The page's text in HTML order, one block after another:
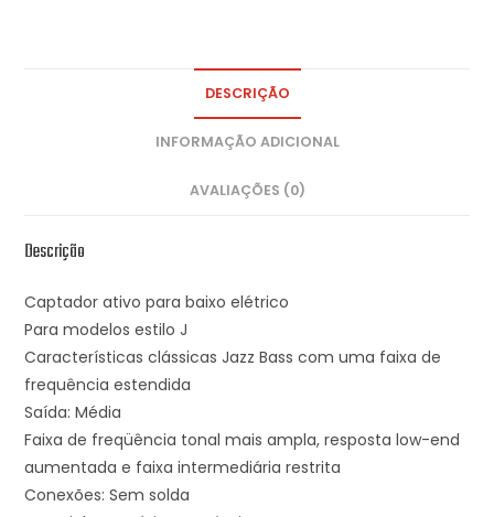
DESCRIÇÃO
INFORMAÇÃO ADICIONAL
AVALIAÇÕES (0)
Descrição
Captador ativo para baixo elétrico
Para modelos estilo J
Características clássicas Jazz Bass com uma faixa de
frequência estendida
Saída: Média
Faixa de freqüência tonal mais ampla, resposta low-end
aumentada e faixa intermediária restrita
Conexões: Sem solda